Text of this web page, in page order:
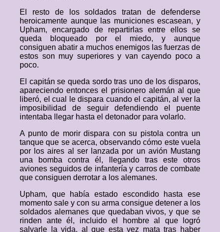
El resto de los soldados tratan de defenderse
heroicamente aunque las municiones escasean, y
Upham, encargado de repartirlas entre ellos se
queda bloqueado por el miedo, y aunque
consiguen abatir a muchos enemigos las fuerzas de
estos son muy superiores y van cayendo poco a
poco.
El capitán se queda sordo tras uno de los disparos,
apareciendo entonces el prisionero alemán al que
liberó, el cual le dispara cuando el capitán, al ver la
imposibilidad de seguir defendiendo el puente
intentaba llegar hasta el detonador para volarlo.
A punto de morir dispara con su pistola contra un
tanque que se acerca, observando cómo este vuela
por los aires al ser lanzada por un avión Mustang
una bomba contra él, llegando tras este otros
aviones seguidos de infantería y carros de combate
que consiguen derrotar a los alemanes.
Upham, que había estado escondido hasta ese
momento sale y con su arma consigue detener a los
soldados alemanes que quedaban vivos, y que se
rinden ante él, incluido el hombre al que logró
salvarle la vida, al que esta vez mata tras haber